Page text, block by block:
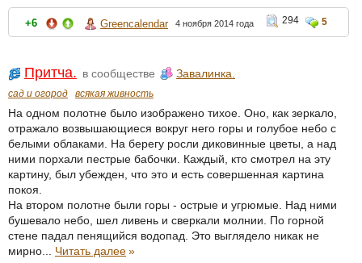
+6 Greencalendar 4 ноября 2014 года 294 5
Притча. в сообществе Завалинка.
сад и огород всякая живность
На одном полотне было изображено тихое. Оно, как зеркало,
отражало возвышающиеся вокруг него горы и голубое небо с
белыми облаками. На берегу росли диковинные цветы, а над
ними порхали пестрые бабочки. Каждый, кто смотрел на эту
картину, был убежден, что это и есть совершенная картина
покоя.
На втором полотне были горы - острые и угрюмые. Над ними
бушевало небо, шел ливень и сверкали молнии. По горной
стене падал пенящийся водопад. Это выглядело никак не
мирно... Читать далее»